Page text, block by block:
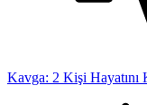
Kavga: 2 Kişi Hayatını